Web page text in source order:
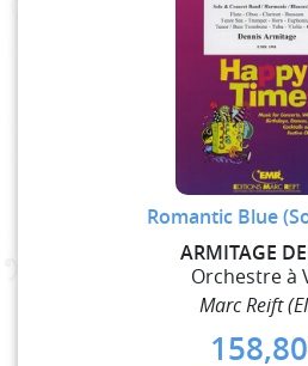
Romantic Blue
ARMITAGE
Orchestre à
Marc Reift
158,80